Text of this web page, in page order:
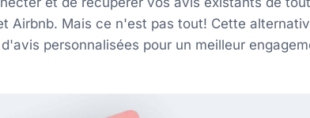
Airbnb. Mais ce n'est pas tout! Cette
personnalisées pour un meilleur